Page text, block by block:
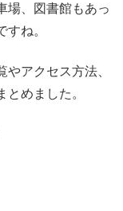
場、図書館もあっ
ね。
アクセス方法、
めました。